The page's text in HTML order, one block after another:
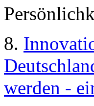
8.
werden -